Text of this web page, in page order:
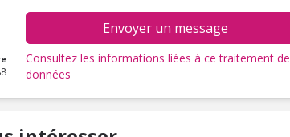
Envoyer un message
Consultez les informations liées à ce traitement de
données